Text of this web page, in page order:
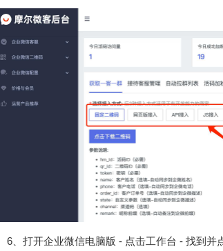
6、打开企业微信电脑版 - 点击工作台 - 找到并